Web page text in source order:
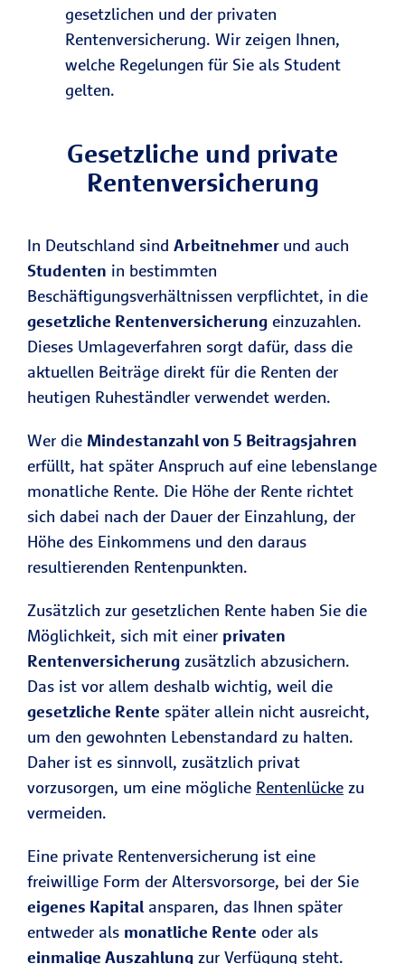
gesetzlichen und der privaten
Rentenversicherung. Wir zeigen Ihnen,
welche Regelungen für Sie als Student
gelten.
Gesetzliche und private
Rentenversicherung
In Deutschland sind Arbeitnehmer und auch
Studenten in bestimmten
Beschäftigungsverhältnissen verpflichtet, in die
gesetzliche Rentenversicherung einzuzahlen.
Dieses Umlageverfahren sorgt dafür, dass die
aktuellen Beiträge direkt für die Renten der
heutigen Ruheständler verwendet werden.
Wer die Mindestanzahl von 5 Beitragsjahren
erfüllt, hat später Anspruch auf eine lebenslange
monatliche Rente. Die Höhe der Rente richtet
sich dabei nach der Dauer der Einzahlung, der
Höhe des Einkommens und den daraus
resultierenden Rentenpunkten.
Zusätzlich zur gesetzlichen Rente haben Sie die
Möglichkeit, sich mit einer privaten
Rentenversicherung zusätzlich abzusichern.
Das ist vor allem deshalb wichtig, weil die
gesetzliche Rente später allein nicht ausreicht,
um den gewohnten Lebenstandard zu halten.
Daher ist es sinnvoll, zusätzlich privat
vorzusorgen, um eine mögliche Rentenlücke zu
vermeiden.
Eine private Rentenversicherung ist eine
freiwillige Form der Altersvorsorge, bei der Sie
eigenes Kapitalansparen, das Ihnen später
entweder als monatliche Rente oder als
einmalige Auszahlung zur Verfügung steht.